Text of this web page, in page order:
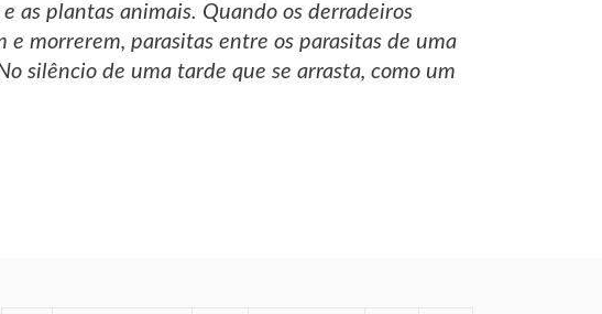
as plantas animais. Quando os derradeiros
morrerem, parasitas entre os parasitas de uma
silêncio de uma tarde que se arrasta, como um